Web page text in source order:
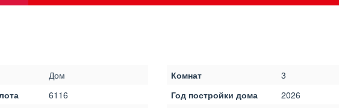
Дом
6116
Комнат
3
Год постройки дома
2026